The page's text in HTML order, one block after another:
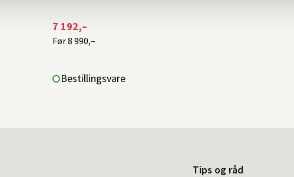
7 192,–
Før8 990,–
Bestillingsvare
Tips og råd